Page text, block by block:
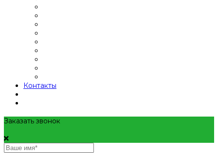
Контакты
Заказать звонок